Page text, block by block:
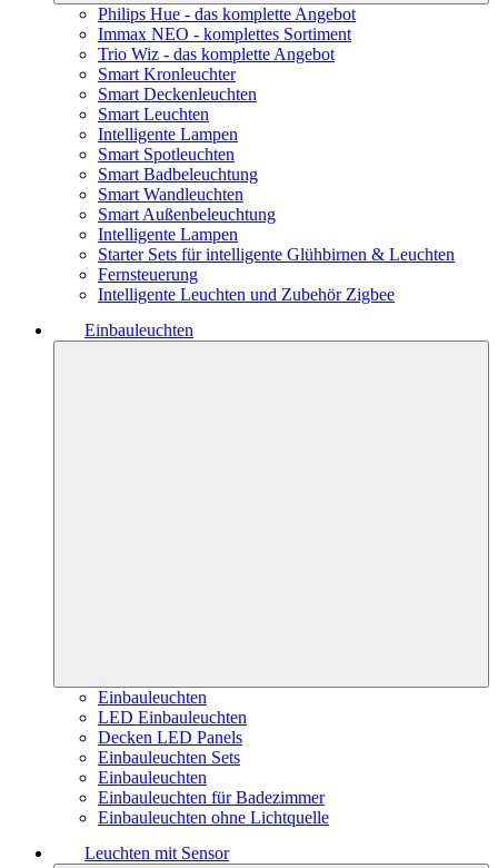
Philips Hue - das komplette Angebot
Immax NEO - komplettes Sortiment
Trio Wiz - das komplette Angebot
Smart Kronleuchter
Smart Deckenleuchten
Smart Leuchten
Intelligente Lampen
Smart Spotleuchten
Smart Badbeleuchtung
Smart Wandleuchten
Smart Außenbeleuchtung
Intelligente Lampen
Starter Sets für intelligente Glühbirnen & Leuchten
Fernsteuerung
Intelligente Leuchten und Zubehör Zigbee
Einbauleuchten
Einbauleuchten
LED Einbauleuchten
Decken LED Panels
Einbauleuchten Sets
Einbauleuchten
Einbauleuchten für Badezimmer
Einbauleuchten ohne Lichtquelle
Leuchten mit Sensor